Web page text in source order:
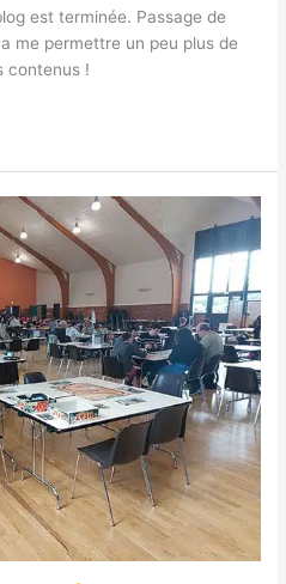
est terminée. Passage de
me permettre un peu plus de
contenus !